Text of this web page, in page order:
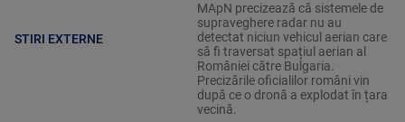
STIRI EXTERNE
MApN precizează că sistemele de
supraveghere radar nu au
detectat niciun vehicul aerian care
să fi traversat spațiul aerian al
României către Bulgaria.
Precizările oficialilor români vin
după ce o dronă a explodat în țara
vecină.